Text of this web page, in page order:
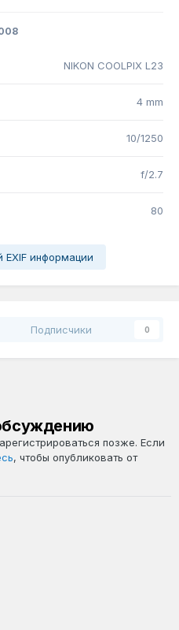
NIKON COOLPIX L23
4 mm
10/1250
f/2.7
80
EXIF информации
Подписчики 0
позже. Если
, чтобы опубликовать от